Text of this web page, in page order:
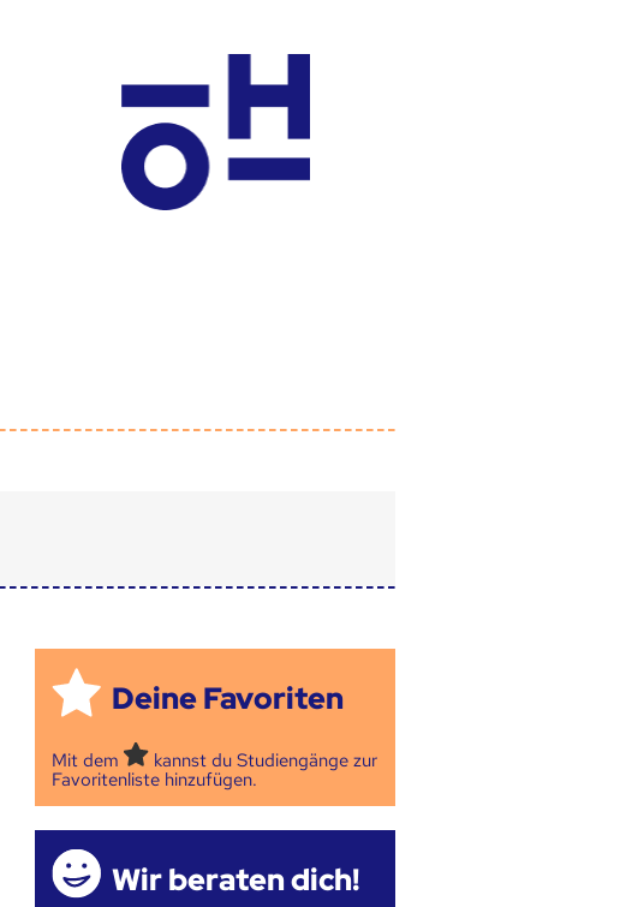
Deine Favoriten
Mit dem
kannst du Studiengänge zur
Favoritenliste hinzufügen.
Wir beraten dich!